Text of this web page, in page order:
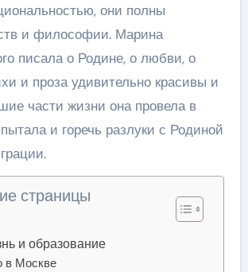
они полны
и философии. Марина
писала о Родине, о любви, о
и проза удивительно красивы и
части жизни она провела в
и горечь разлуки с Родиной
страницы
и образование
в Москве